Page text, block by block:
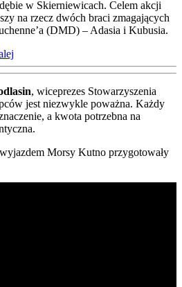
w Skierniewicach. Celem akcji
na rzecz dwóch braci zmagających
(DMD) – Adasia i Kubusia.
, wiceprezes Stowarzyszenia
jest niezwykle poważna. Każdy
a kwota potrzebna na
Morsy Kutno przygotowały